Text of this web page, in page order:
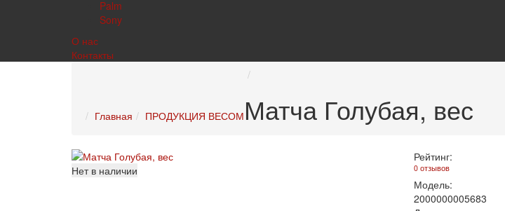
Palm
Sony
О нас
Контакты
Главная ПРОДУКЦИЯ ВЕСОМ Матча Голубая, вес
Нет в наличии
Рейтинг:
0 отзывов
Модель:
2000000005683